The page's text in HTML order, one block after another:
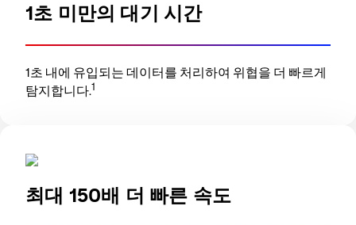
1초 미만의 대기 시간
1초 내에 유입되는 데이터를 처리하여 위협을 더 빠르게
탐지합니다.1
최대 150배 더 빠른 속도